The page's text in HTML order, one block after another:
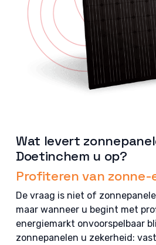
Wat levert
Doetinchem u op?
Profiteren van zonne-
De vraag is niet of
maar wanneer u begint met
energiemarkt onvoorspelbaar
zonnepanelen u zekerheid: